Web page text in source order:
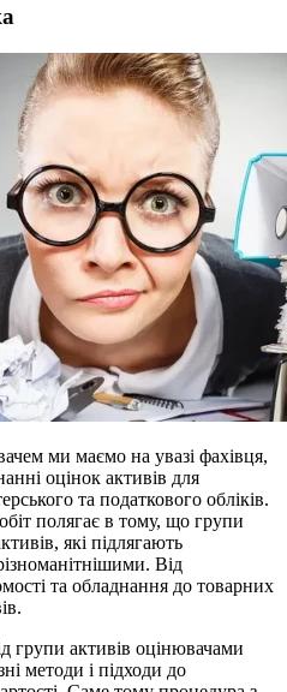
ми маємо на увазі фахівця,
оцінок активів для
та податкового обліків.
полягає в тому, що групи
які підлягають
Від
та обладнання до товарних
групи активів оцінювачами
методи і підходи до